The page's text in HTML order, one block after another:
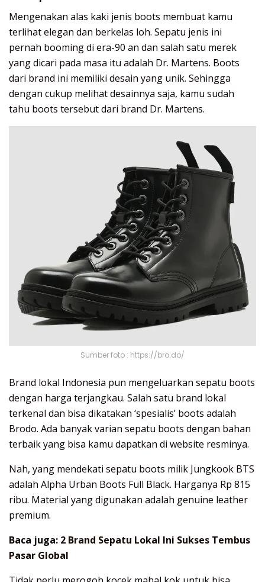
Mengenakan alas kaki jenis boots membuat kamu
terlihat elegan dan berkelas loh. Sepatu jenis ini
pernah booming di era-90 an dan salah satu merek
yang dicari pada masa itu adalah Dr. Martens. Boots
dari brand ini memiliki desain yang unik. Sehingga
dengan cukup melihat desainnya saja, kamu sudah
tahu boots tersebut dari brand Dr. Martens.
Sumber foto : https://bro.do/
Brand lokal Indonesia pun mengeluarkan sepatu boots
dengan harga terjangkau. Salah satu brand lokal
terkenal dan bisa dikatakan ‘spesialis’ boots adalah
Brodo. Ada banyak varian sepatu boots dengan bahan
terbaik yang bisa kamu dapatkan di website resminya.
Nah, yang mendekati sepatu boots milik Jungkook BTS
adalah Alpha Urban Boots Full Black. Harganya Rp 815
ribu. Material yang digunakan adalah genuine leather
premium.
Baca juga: 2 Brand Sepatu Lokal Ini Sukses Tembus
Pasar Global